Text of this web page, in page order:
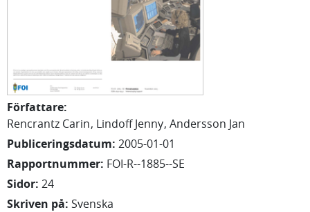
Författare:
Rencrantz Carin Lindoff Jenny Andersson Jan
Publiceringsdatum: 2005-01-01
Rapportnummer: FOI-R--1885--SE
Sidor: 24
Skriven på: Svenska